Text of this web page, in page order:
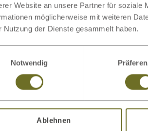
Website an unsere Partner für soziale
möglicherweise mit weiteren
Nutzung der Dienste gesammelt haben.
Notwendig
Ablehnen
Artikel:
Plus - Medium